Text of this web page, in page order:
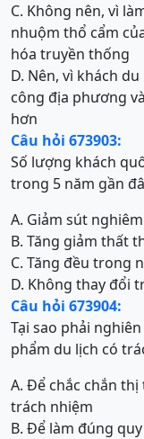
C. Không nên, vì
nhuộm thổ cẩm
hóa truyền thống
D. Nên, vì khách
công địa phương
hơn
Câu hỏi 673903:
Số lượng khách
trong 5 năm gần
A. Giảm sút
B. Tăng giảm thất
C. Tăng đều trong
D. Không thay đổi
Câu hỏi 673904:
Tại sao phải
phẩm du lịch có
A. Để chắc chắn
trách nhiệm
B. Để làm đúng